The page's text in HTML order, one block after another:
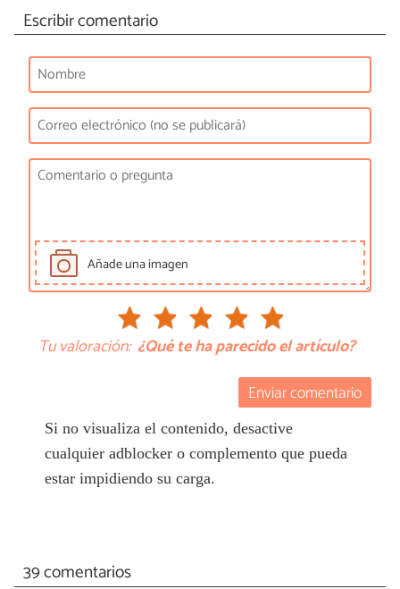
Escribir comentario
Añade una imagen
Tu valoración: ¿Qué te ha parecido el artículo?
Enviar comentario
Si no visualiza el contenido, desactive
cualquier adblocker o complemento que pueda
estar impidiendo su carga.
39 comentarios